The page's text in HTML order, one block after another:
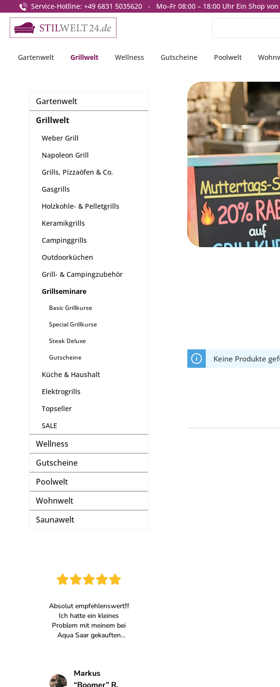
Zur Hauptnavigation springen
Service-Hotline: +49 6831 5035620 - Mo–Fr 08:00 – 18:00 Uhr Ein Shop
Gartenwelt Grillwelt Wellness Gutscheine Poolwelt
Gartenwelt
Grillwelt
Weber Grill
Napoleon Grill
Grills, Pizzaöfen & Co.
Gasgrills
Holzkohle- & Pelletgrills
Keramikgrills
Campinggrills
Outdoorküchen
Grill- & Campingzubehör
Grillseminare
Basic Grillkurse
Special Grillkurse
Steak Deluxe
Gutscheine
Küche & Haushalt
Elektrogrills
Topseller
SALE
Wellness
Gutscheine
Poolwelt
Wohnwelt
Saunawelt
Keine Produkte